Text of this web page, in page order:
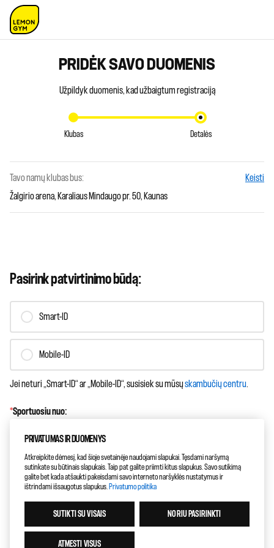
PRIDĖK SAVO DUOMENIS
Užpildyk duomenis, kad užbaigtum registraciją
Klubas Detalės
Tavo namų klubas bus:
Žalgirio arena, Karaliaus Mindaugo pr. 50, Kaunas
Keisti
Pasirink patvirtinimo būdą:
Smart-ID
Mobile-ID
Jei neturi „Smart-ID“ ar „Mobile-ID“, susisiek su mūsųskambučių centru.
*Sportuosiu nuo:
KITAS
PRIVATUMAS IR DUOMENYS
Atkreipkite dėmesį, kad šioje svetainėje naudojami slapukai. Tęsdami naršymą
sutinkate su būtinais slapukais. Taip pat galite priimti kitus slapukus. Savo sutikimą
galite bet kada atšaukti pakeisdami savo interneto naršyklės nustatymus ir
ištrindami išsaugotus slapukus. Privatumo politika
SUTIKTI SU VISAIS NORIU PASIRINKTI
ATMESTI VISUS